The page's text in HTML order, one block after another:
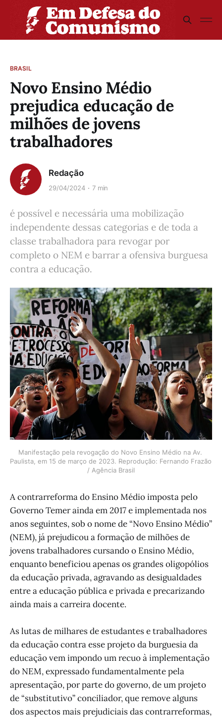
BRASIL
Novo Ensino Médio
prejudica educação de
milhões de jovens
trabalhadores
Redação
29/04/2024 7 min
é possível e necessária uma mobilização
independente dessas categorias e de toda a
classe trabalhadora para revogar por
completo o NEM e barrar a ofensiva burguesa
contra a educação.
Manifestação pela revogação do Novo Ensino Médio na Av.
Paulista, em 15 de março de 2023. Reprodução: Fernando Frazão
/ Agência Brasil
A contrarreforma do Ensino Médio imposta pelo
Governo Temer ainda em 2017 e implementada nos
anos seguintes, sob o nome de “Novo Ensino Médio”
(NEM), já prejudicou a formação de milhões de
jovens trabalhadores cursando o Ensino Médio,
enquanto beneficiou apenas os grandes oligopólios
da educação privada, agravando as desigualdades
entre a educação pública e privada e precarizando
ainda mais a carreira docente.
As lutas de milhares de estudantes e trabalhadores
da educação contra esse projeto da burguesia da
educação vem impondo um recuo à implementação
do NEM, expressado fundamentalmente pela
apresentação, por parte do governo, de um projeto
de “substitutivo” conciliador, que remove alguns
dos aspectos mais prejudiciais das contrarreformas,